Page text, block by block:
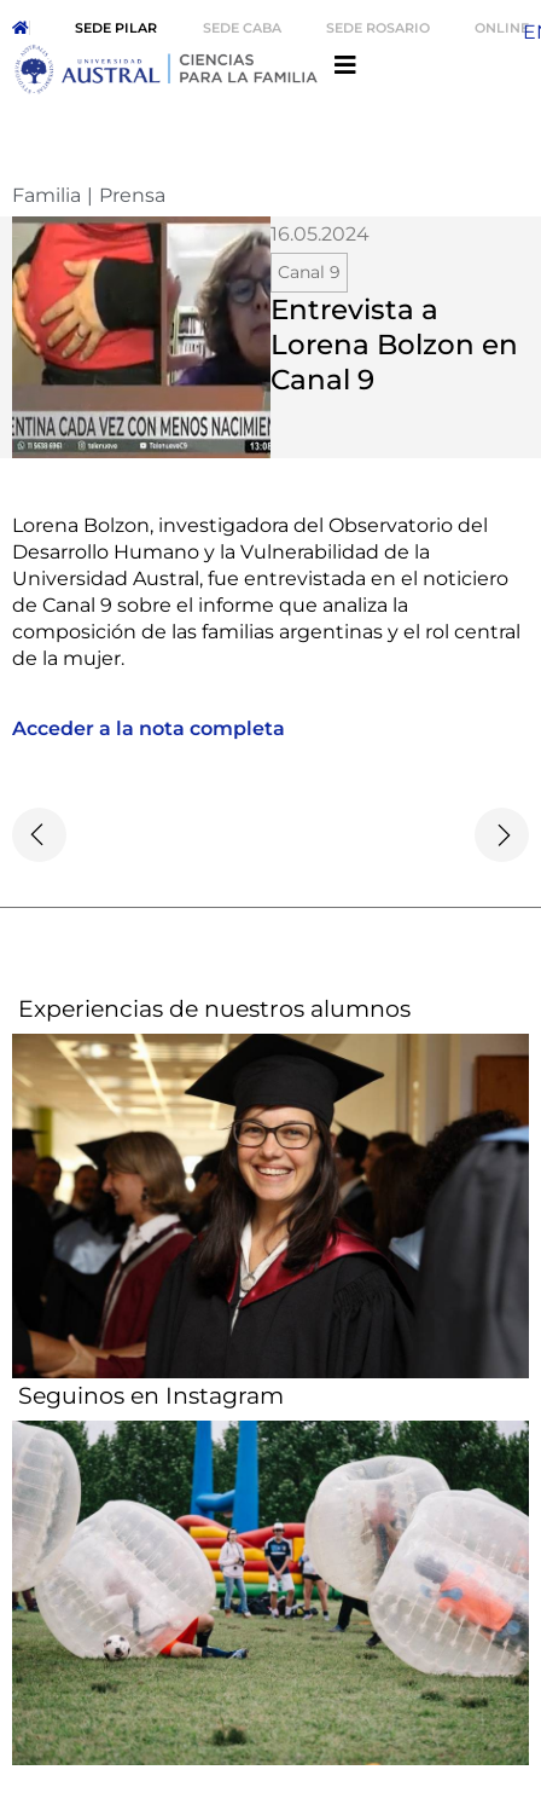
SEDE PILAR SEDE CABA SEDE ROSARIO ONLINE
Familia
Prensa
16.05.2024
Canal 9
Entrevista a
Lorena Bolzon en
Canal 9
Lorena Bolzon, investigadora del Observatorio del
Desarrollo Humano y la Vulnerabilidad de la
Universidad Austral, fue entrevistada en el noticiero
de Canal 9 sobre el informe que analiza la
composición de las familias argentinas y el rol central
de la mujer.
Acceder a la nota completa
Experiencias de nuestros alumnos​
Seguinos en Instagram